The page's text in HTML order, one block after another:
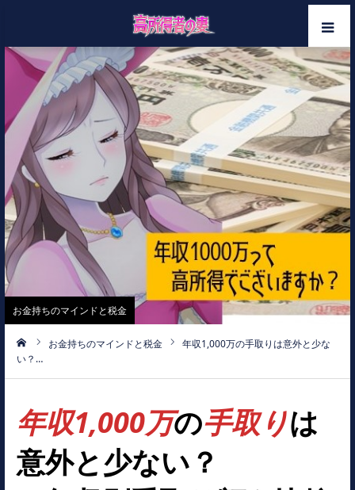
お金持ちのマインドと税金
お金持ちのマインドと税金
年収1,000万の手取りは意外と少な
い？…
年収1,000万の手取りは
意外と少ない？
ホーム
メンバー
カテゴリー
お問い合わせ